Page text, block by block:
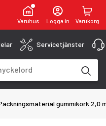
Varuhus Logga in Varukorg
Servicetjänster
gummikork 2,0